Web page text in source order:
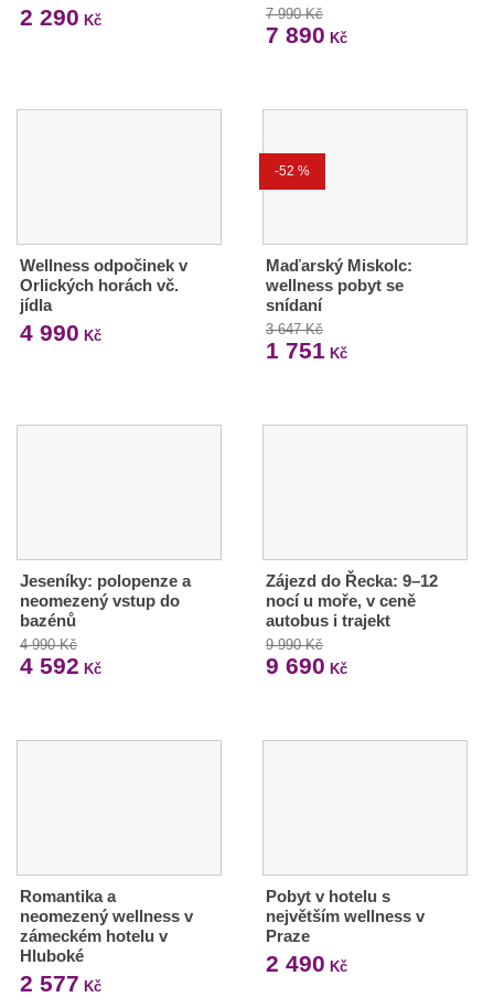
2 290 Kč 7 990 Kč
7 890 Kč
Wellness odpočinek v
Orlických horách vč.
jídla
4 990 Kč
-52 %
Maďarský Miskolc:
wellness pobyt se
snídaní
3 647 Kč
1 751 Kč
Jeseníky: polopenze a
neomezený vstup do
bazénů
4 990 Kč
4 592 Kč
Zájezd do Řecka: 9–12
nocí u moře, v ceně
autobus i trajekt
9 990 Kč
9 690 Kč
Romantika a
neomezený wellness v
zámeckém hotelu v
Hluboké
2 577 Kč
Pobyt v hotelu s
největším wellness v
Praze
2 490 Kč